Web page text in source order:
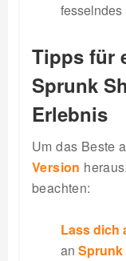
fesselndes
Tipps für
Sprunk
Erlebnis
Um das Beste
Version
beachten:
Lass dich
an Sprunk